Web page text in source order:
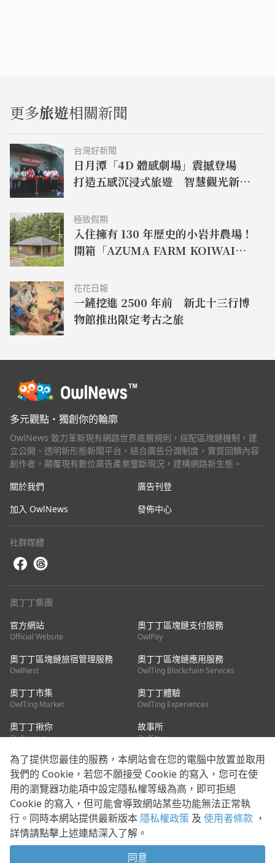
更多旅遊相關新聞
台灣好新聞
日月潭「4D 體感劇場」震撼登場
打造五感沉浸式旅遊 智慧觀光新體
極致假期
入住擁有 130 年歷史的小岩井農場！
開箱「AZUMA FARM KOIWAI」
花花日報
一鏟挖進 2500 年前 新北十三行博
物館推出限定考古之旅
多元觀點・獨創你的輪廓
OwlNews 致力革新現有網路世界底層規則，搭配區塊鏈機制，建
立公開、透明新形態新聞平台，結合廣告分潤制度，實質回饋內容
創作者，顛覆現有數位廣告產業壟斷現況，建構網路新生態。
關於我們
廣告刊登
加入 OwlNews
發佈中心
社群媒體
奧丁丁集團
官方網站
Official Website
奧丁丁區塊鏈支付服務
OwlPay
奧丁丁區塊鏈旅宿管理服務
OwlNest
奧丁丁區塊鏈應用服務
OwlTing Blockchain Services
奧丁丁市集
OwlTing Market
奧丁丁體驗
OwlTing Experiences
奧丁丁揪你
OwlJourney
故事所
OwlStay
聯絡我們
客服信箱：mediapartner@owlting.com
服務信箱 / 廣告洽詢：info_owlnews@owlting.com
媒體合作 / 新聞稿提供：mediapartner@owlting.com
本平台之內容符合第三方智慧財產權規範，若有疑慮歡迎來信告
為了提供您最佳的服務，本網站會在您的電腦中放置並取用
我們的 Cookie，若您不願接受 Cookie 的寫入，您可在使
用的瀏覽器功能項中設定隱私權等級為高，即可拒絕
Cookie 的寫入，但可能會導致網站某些功能無法正常執
行。同時本網站提供最新版本 隱私權政策 及 使用者條款 ，
詳情請點擊上述連結深入了解。
同意